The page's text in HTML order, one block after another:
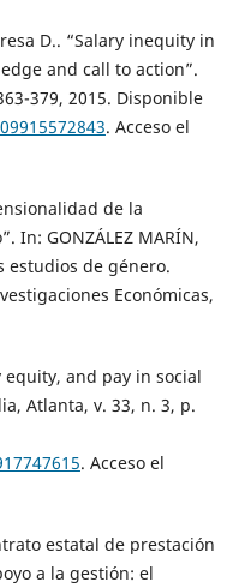
D.. “Salary inequity in
and call to action”.
379, 2015. Disponible
. Acceso el
de la
In: GONZÁLEZ MARÍN,
estudios de género.
Económicas,
equity, and pay in social
Atlanta, v. 33, n. 3, p.
. Acceso el
estatal de prestación
a la gestión: el